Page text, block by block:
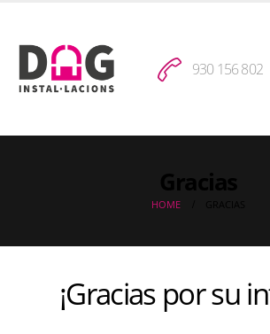
930 156 802
HOME
¡Gracias por su